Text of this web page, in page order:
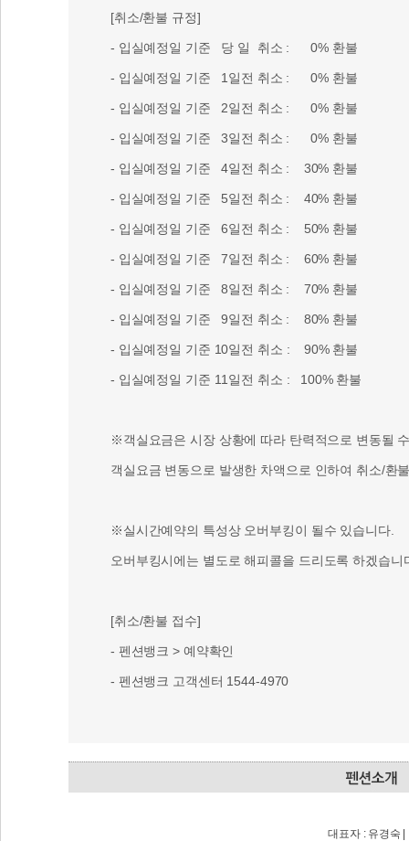
[취소/환불 규정]
- 입실예정일 기준 당 일 취소 : 0% 환불
- 입실예정일 기준 1일전 취소 : 0% 환불
- 입실예정일 기준 2일전 취소 : 0% 환불
- 입실예정일 기준 3일전 취소 : 0% 환불
- 입실예정일 기준 4일전 취소 : 30% 환불
- 입실예정일 기준 5일전 취소 : 40% 환불
- 입실예정일 기준 6일전 취소 : 50% 환불
- 입실예정일 기준 7일전 취소 : 60% 환불
- 입실예정일 기준 8일전 취소 : 70% 환불
- 입실예정일 기준 9일전 취소 : 80% 환불
- 입실예정일 기준 10일전 취소 : 90% 환불
- 입실예정일 기준 11일전 취소 : 100% 환불
※객실요금은 시장 상황에 따라 탄력적으로 변동될
객실요금 변동으로 발생한 차액으로 인하여 취소/환
※실시간예약의 특성상 오버부킹이 될수 있습니다.
오버부킹시에는 별도로 해피콜을 드리도록 하겠습니
[취소/환불 접수]
- 펜션뱅크 > 예약확인
- 펜션뱅크 고객센터 1544-4970
대표자 : 유경숙